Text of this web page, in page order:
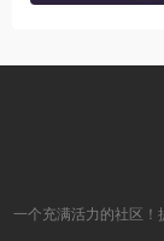
一个充满活力的社区！